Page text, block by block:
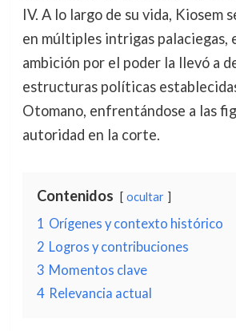
IV. A lo largo de su vida, Kiosem
en múltiples intrigas palaciegas,
ambición por el poder la llevó a
estructuras políticas
Otomano, enfrentándose a las
autoridad en la corte.
Contenidos ocultar
1 Orígenes y contexto histórico
2 Logros y contribuciones
3 Momentos clave
4 Relevancia actual